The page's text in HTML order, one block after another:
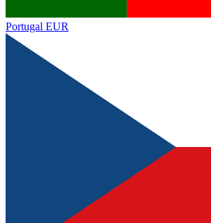
Portugal EUR